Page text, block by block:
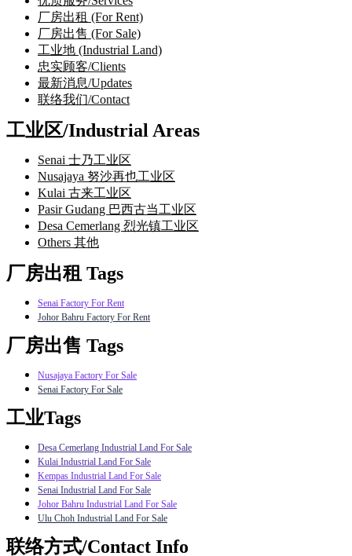
厂房出租 (For Rent)
厂房出售 (For Sale)
工业地 (Industrial Land)
忠实顾客/Clients
最新消息/Updates
联络我们/Contact
工业区/Industrial Areas
Senai 士乃工业区
Nusajaya 努沙再也工业区
Kulai 古来工业区
Pasir Gudang 巴西古当工业区
Desa Cemerlang 烈光镇工业区
Others 其他
厂房出租 Tags
Senai Factory For Rent
Johor Bahru Factory For Rent
厂房出售 Tags
Nusajaya Factory For Sale
Senai Factory For Sale
工业Tags
Desa Cemerlang Industrial Land For Sale
Kulai Industrial Land For Sale
Kempas Industrial Land For Sale
Senai Industrial Land For Sale
Johor Bahru Industrial Land For Sale
Ulu Choh Industrial Land For Sale
联络方式/Contact Info